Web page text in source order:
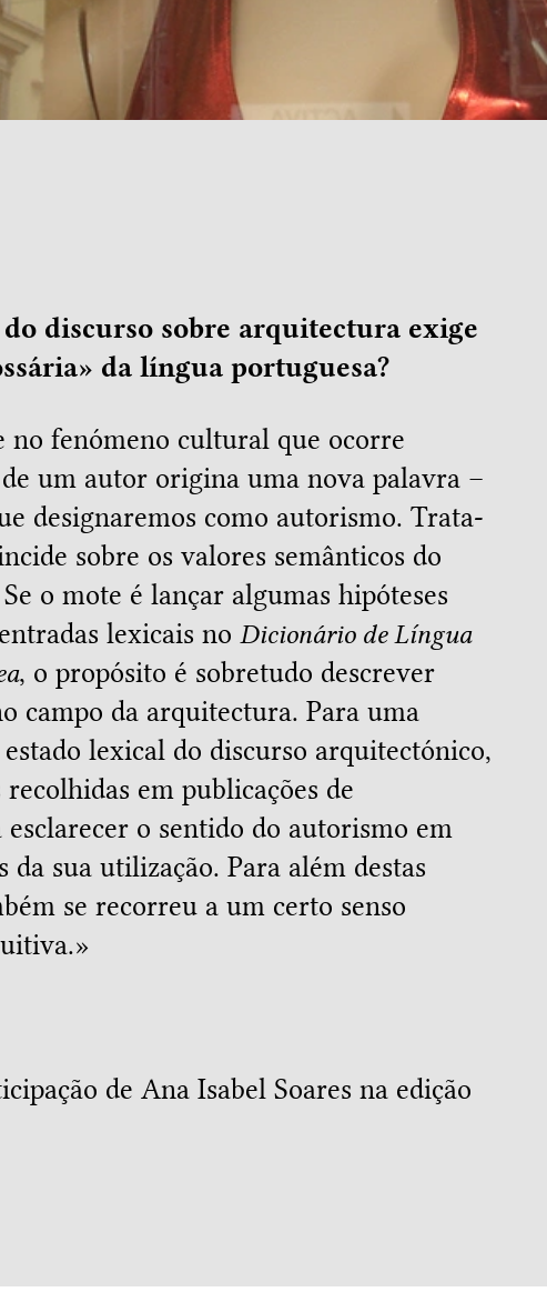
discurso sobre arquitectura exige
da língua portuguesa?
no fenómeno cultural que ocorre
um autor origina uma nova palavra –
designaremos como autorismo. Trata-
sobre os valores semânticos do
o mote é lançar algumas hipóteses
lexicais no Dicionário de Língua
, o propósito é sobretudo descrever
campo da arquitectura. Para uma
lexical do discurso arquitectónico,
em publicações de
o sentido do autorismo em
da sua utilização. Para além destas
se recorreu a um certo senso
de Ana Isabel Soares na edição